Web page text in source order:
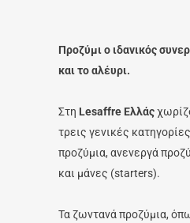
Προζύμι ο ιδανικός
και το αλέυρι.
Στη Lesaffre Ελλάς
τρεις γενικές
προζύμια, ανενεργά
και μάνες (starters).
Τα ζωντανά προζύμια,